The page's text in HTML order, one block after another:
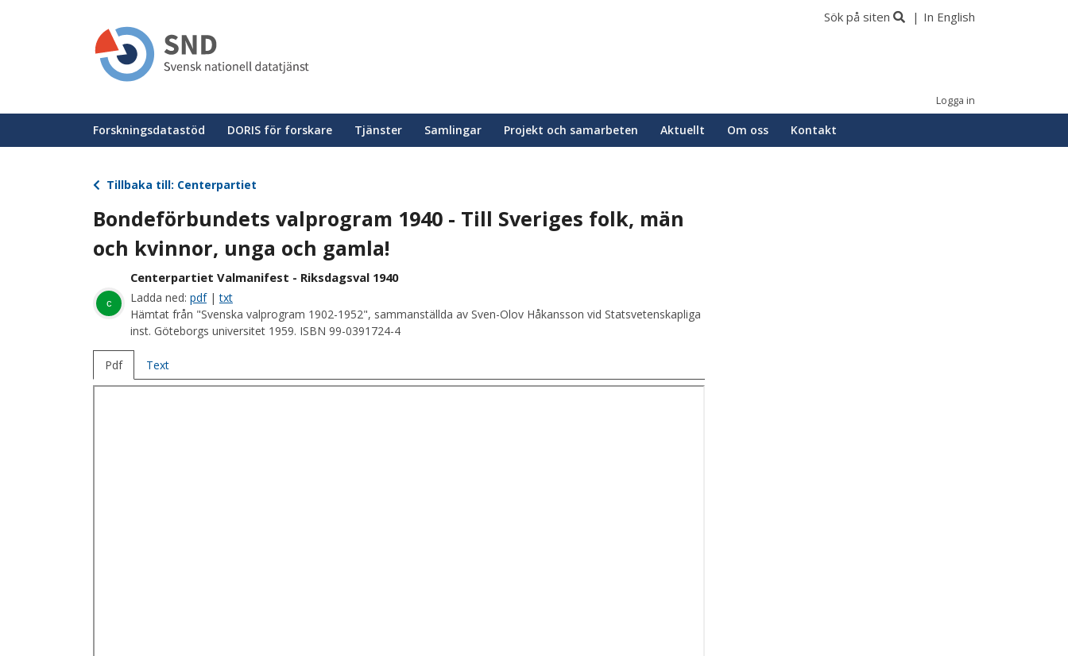
Sök på siten In English
Logga in
Huvudmeny
Forskningsdatastöd DORIS för forskare Tjänster Samlingar Projekt och samarbeten Aktuellt Om oss Kontakt
Tillbaka till: Centerpartiet
Bondeförbundets valprogram 1940 - Till Sveriges folk, män
och kvinnor, unga och gamla!
c
Centerpartiet Valmanifest - Riksdagsval 1940
Ladda ned: pdf|txt
Hämtat från "Svenska valprogram 1902-1952", sammanställda av Sven-Olov Håkansson vid Statsvetenskapliga
inst. Göteborgs universitet 1959. ISBN 99-0391724-4
Pdf Text